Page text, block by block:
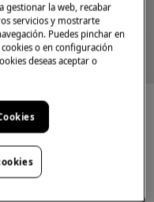
Balance
de manga corta
€ 35,00 €
7,00 €
gestionar la web, recabar
servicios y mostrarte
Puedes pinchar en
cookies o en configuración
deseas aceptar o